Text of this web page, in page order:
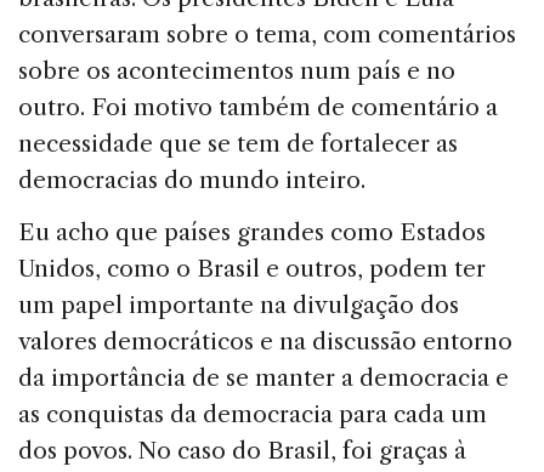
conversaram sobre o tema, com comentários
sobre os acontecimentos num país e no
outro. Foi motivo também de comentário a
necessidade que se tem de fortalecer as
democracias do mundo inteiro.
Eu acho que países grandes como Estados
Unidos, como o Brasil e outros, podem ter
um papel importante na divulgação dos
valores democráticos e na discussão entorno
da importância de se manter a democracia e
as conquistas da democracia para cada um
dos povos. No caso do Brasil, foi graças à